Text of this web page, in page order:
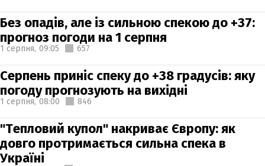
Без опадів, але із сильною спекою до +37:
прогноз погоди на 1 серпня
1 серпня, 09:05 657
Серпень приніс спеку до +38 градусів: яку
погоду прогнозують на вихідні
1 серпня, 08:00 846
"Тепловий купол" накриває Європу: як
довго протримається сильна спека в
Україні